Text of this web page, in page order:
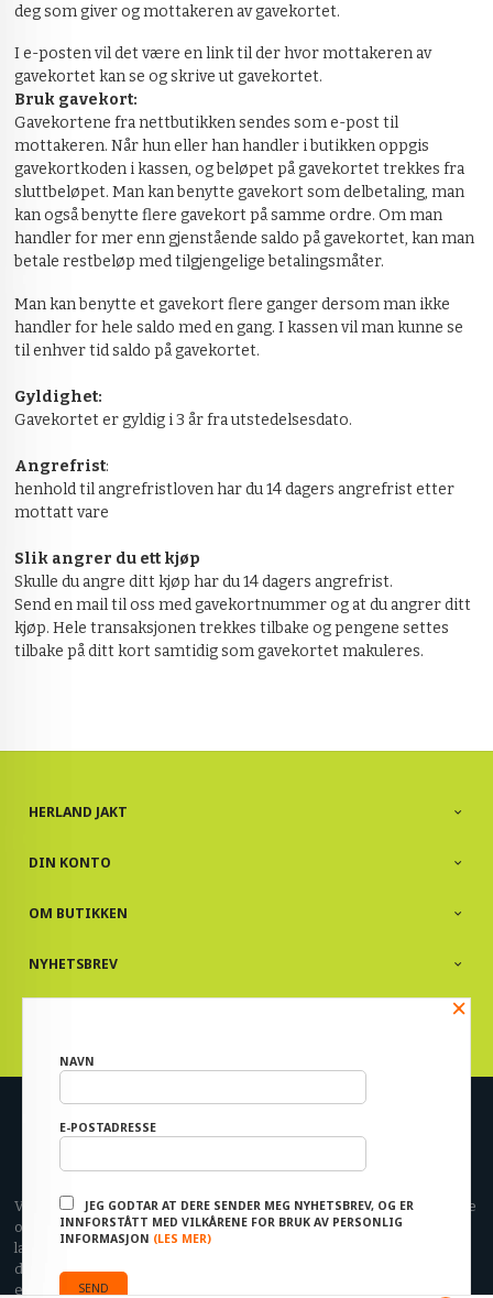
deg som giver og mottakeren av gavekortet.
I e-posten vil det være en link til der hvor mottakeren av
gavekortet kan se og skrive ut gavekortet.
Bruk gavekort:
Gavekortene fra nettbutikken sendes som e-post til
mottakeren. Når hun eller han handler i butikken oppgis
gavekortkoden i kassen, og beløpet på gavekortet trekkes fra
sluttbeløpet. Man kan benytte gavekort som delbetaling, man
kan også benytte flere gavekort på samme ordre. Om man
handler for mer enn gjenstående saldo på gavekortet, kan man
betale restbeløp med tilgjengelige betalingsmåter.
Man kan benytte et gavekort flere ganger dersom man ikke
handler for hele saldo med en gang. I kassen vil man kunne se
til enhver tid saldo på gavekortet.
Gyldighet:
Gavekortet er gyldig i 3 år fra utstedelsesdato.
Angrefrist:
henhold til angrefristloven har du 14 dagers angrefrist etter
mottatt vare
Slik angrer du ett kjøp
Skulle du angre ditt kjøp har du 14 dagers angrefrist.
Send en mail til oss med gavekortnummer og at du angrer ditt
kjøp. Hele transaksjonen trekkes tilbake og pengene settes
tilbake på ditt kort samtidig som gavekortet makuleres.
HERLAND JAKT
DIN KONTO
OM BUTIKKEN
NYHETSBREV
Vår nettbutikk bruker cookies slik at du får en bedre kjøpsopplevelse
og vi kan yte deg bedre service. Vi bruker cookies hovedsaklig til å
lagre innloggingsdetaljer og huske hva du har puttet i handlekurven
din. Fortsett å bruke siden som normalt om du godtar dette.
eller
endre innstillinger for cookies.
×
NAVN
E-POSTADRESSE
JEG GODTAR AT DERE SENDER MEG NYHETSBREV, OG ER
INNFORSTÅTT MED VILKÅRENE FOR BRUK AV PERSONLIG
INFORMASJON (LES MER)